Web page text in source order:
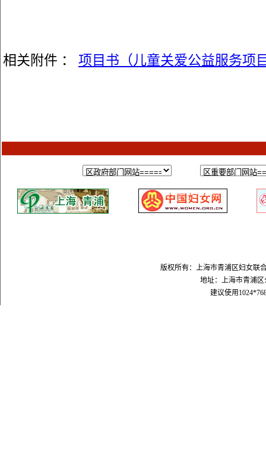
相关附件 ： 项目书（儿童关爱公益服务项
版权所有：上海市青浦区妇女联合
地址：上海市青浦区
建议使用